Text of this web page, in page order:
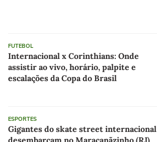
FUTEBOL
Internacional x Corinthians: Onde
assistir ao vivo, horário, palpite e
escalações da Copa do Brasil
ESPORTES
Gigantes do skate street internacional
desembarcam no Maracanãzinho (RJ)